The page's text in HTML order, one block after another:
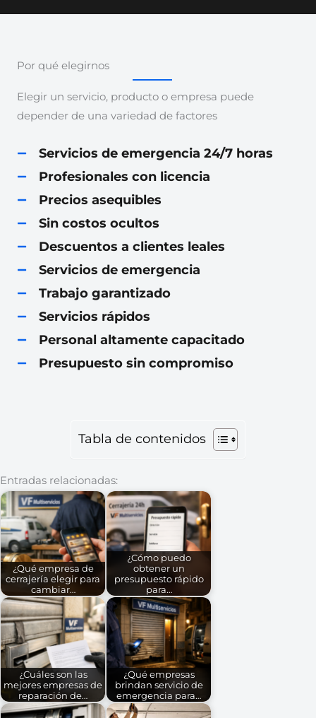
Por qué elegirnos
Elegir un servicio, producto o empresa puede
depender de una variedad de factores
Servicios de emergencia 24/7 horas
Profesionales con licencia
Precios asequibles
Sin costos ocultos
Descuentos a clientes leales
Servicios de emergencia
Trabajo garantizado
Servicios rápidos
Personal altamente capacitado
Presupuesto sin compromiso
Tabla de contenidos
Entradas relacionadas:
¿Qué empresa de
cerrajería elegir para
cambiar…
¿Cómo puedo
obtener un
presupuesto rápido
para…
¿Cuáles son las
mejores empresas de
reparación de…
¿Qué empresas
brindan servicio de
emergencia para…